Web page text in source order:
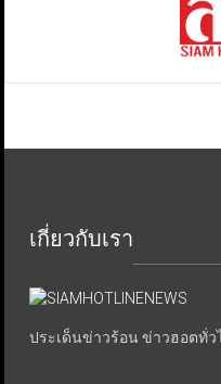
เกี่ยวกับเรา
ประเด็นข่าวร้อน ข่าวฮอตทั่ว